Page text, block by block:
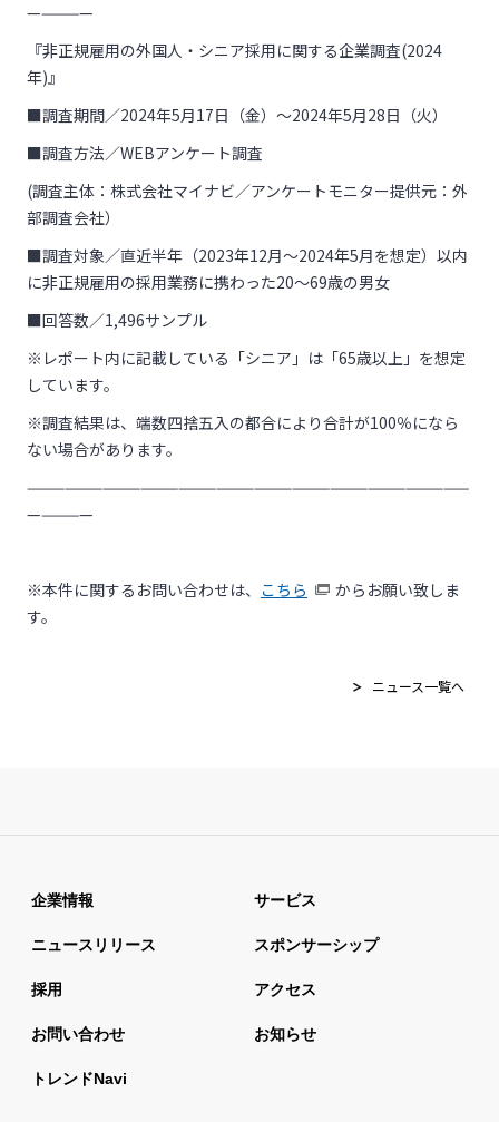
—————
『非正規雇用の外国人・シニア採用に関する企業調査(2024
年)』
■調査期間／2024年5月17日（金）～2024年5月28日（火）
■調査方法／WEBアンケート調査
(調査主体：株式会社マイナビ／アンケートモニター提供元：外
部調査会社）
■調査対象／直近半年（2023年12月～2024年5月を想定）以内
に非正規雇用の採用業務に携わった20〜69歳の男女
■回答数／1,496サンプル
※レポート内に記載している「シニア」は「65歳以上」を想定
しています。
※調査結果は、端数四捨五入の都合により合計が100％になら
ない場合があります。
———————————————————————————————————
—————
※本件に関するお問い合わせは、 こちら
からお願い致しま
す。
ニュース一覧へ
企業情報 サービス
ニュースリリース スポンサーシップ
採用 アクセス
お問い合わせ お知らせ
トレンドnavi